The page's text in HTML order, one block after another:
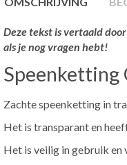
Deze tekst is vertaald
als je nog vragen hebt!
Speenketting
Zachte speenketting in
Het is transparant en
Het is veilig in gebruik en